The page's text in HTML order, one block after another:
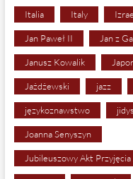
Italia Italy
Jan Paweł II Jan z
Janusz Kowalik
Jażdżewski jazz
językoznawstwo
Joanna Senyszyn
Jubileuszowy Akt